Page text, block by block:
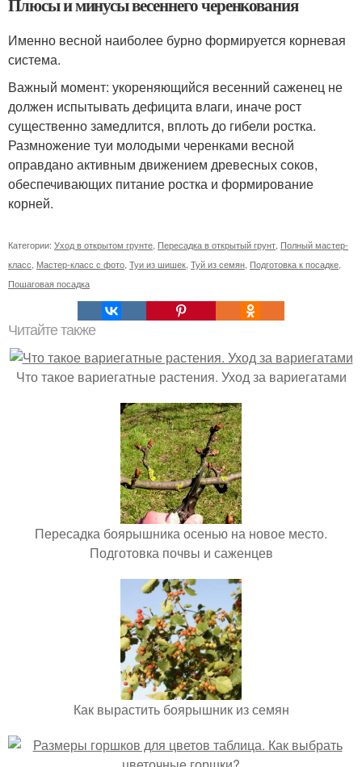
Плюсы и минусы весеннего черенкования
Именно весной наиболее бурно формируется корневая
система.
Важный момент: укореняющийся весенний саженец не
должен испытывать дефицита влаги, иначе рост
существенно замедлится, вплоть до гибели ростка.
Размножение туи молодыми черенками весной
оправдано активным движением древесных соков,
обеспечивающих питание ростка и формирование
корней.
Категории: Уход в открытом грунте Пересадка в открытый грунт Полный мастер-
класс Мастер-класс с фото Туи из шишек Туй из семян Подготовка к посадке
Пошаговая посадка
Читайте также
Что такое вариегатные растения. Уход за вариегатами
Пересадка боярышника осенью на новое место.
Подготовка почвы и саженцев
Как вырастить боярышник из семян